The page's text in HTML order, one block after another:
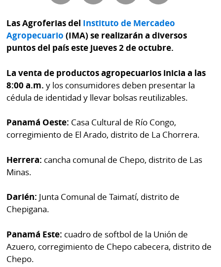
Buscador
Comunicados
Catálogos
Lotería
Kiosko
digital
Luctuosas
RSS
Temas
Notas
al
Buenas
prácticas
OTROS
SITIOS
Metro
Metro
Tienda
Mi
Ellas
Las Agroferias del Instituto de Mercadeo
Agropecuario(IMA) se realizarán a diversos
puntos del país este jueves 2 de octubre.
La venta de productos agropecuarios inicia a las
8:00 a.m. y los consumidores deben presentar la
cédula de identidad y llevar bolsas reutilizables.
Panamá Oeste: Casa Cultural de Río Congo,
corregimiento de El Arado, distrito de La Chorrera.
Herrera: cancha comunal de Chepo, distrito de Las
Minas.
Darién: Junta Comunal de Taimatí, distrito de
Chepigana.
Panamá Este: cuadro de softbol de la Unión de
Azuero, corregimiento de Chepo cabecera, distrito de
Chepo.